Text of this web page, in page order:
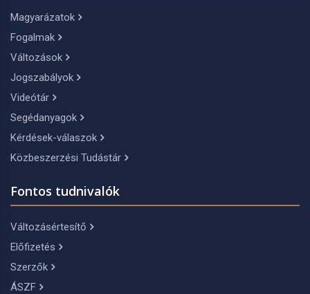
Magyarázatok
Fogalmak
Változások
Jogszabályok
Videótár
Segédanyagok
Kérdések-válaszok
Közbeszerzési Tudástár
Fontos tudnivalók
Változásértesítő
Előfizetés
Szerzők
ÁSZF